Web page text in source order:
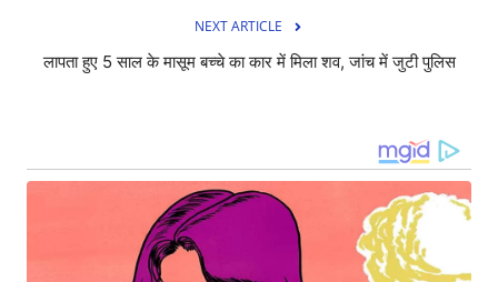
NEXT ARTICLE
लापता हुए 5 साल के मासूम बच्चे का कार में मिला शव, जांच में जुटी पुलिस